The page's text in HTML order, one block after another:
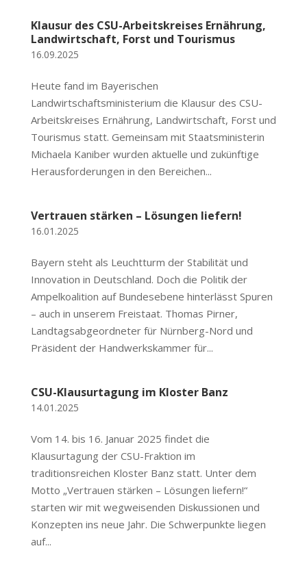
Klausur des CSU-Arbeitskreises Ernährung,
Landwirtschaft, Forst und Tourismus
16.09.2025
Heute fand im Bayerischen
Landwirtschaftsministerium die Klausur des CSU-
Arbeitskreises Ernährung, Landwirtschaft, Forst und
Tourismus statt. Gemeinsam mit Staatsministerin
Michaela Kaniber wurden aktuelle und zukünftige
Herausforderungen in den Bereichen...
Vertrauen stärken – Lösungen liefern!
16.01.2025
Bayern steht als Leuchtturm der Stabilität und
Innovation in Deutschland. Doch die Politik der
Ampelkoalition auf Bundesebene hinterlässt Spuren
– auch in unserem Freistaat. Thomas Pirner,
Landtagsabgeordneter für Nürnberg-Nord und
Präsident der Handwerkskammer für...
CSU-Klausurtagung im Kloster Banz
14.01.2025
Vom 14. bis 16. Januar 2025 findet die
Klausurtagung der CSU-Fraktion im
traditionsreichen Kloster Banz statt. Unter dem
Motto „Vertrauen stärken – Lösungen liefern!“
starten wir mit wegweisenden Diskussionen und
Konzepten ins neue Jahr. Die Schwerpunkte liegen
auf...